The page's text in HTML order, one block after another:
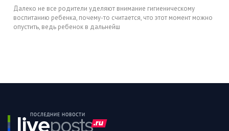
Далеко не все родители уделяют внимание гигиеническому
воспитанию ребенка, почему-то считается, что этот момент можно
опустить, ведь ребенок в дальнейш